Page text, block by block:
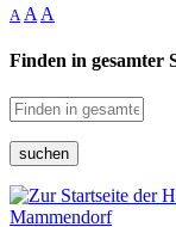
A A A
Finden in gesamter
suchen